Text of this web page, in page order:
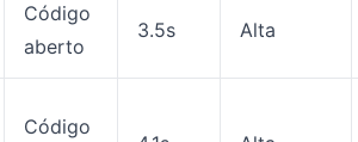
Código
aberto
3.5s Alta
Código